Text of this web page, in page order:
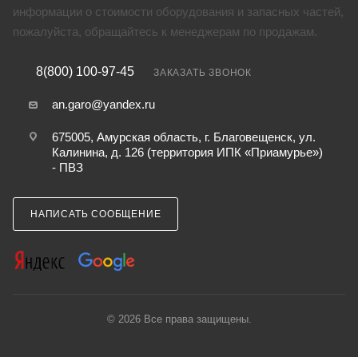
информации о стоимости оборудования и запасных частей,
пожалуйста, обращайтесь к менеджерам по продажам.
8(800) 100-97-45 ЗАКАЗАТЬ ЗВОНОК
an.garo@yandex.ru
675005, Амурская область, г. Благовещенск, ул.
Калинина, д. 126 (территория ИПК «Приамурье»)
- ПВЗ
НАПИСАТЬ СООБЩЕНИЕ
© 2026 Все права защищены.